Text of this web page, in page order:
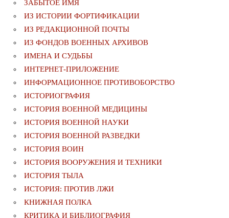
ЗАБЫТОЕ ИМЯ
ИЗ ИСТОРИИ ФОРТИФИКАЦИИ
ИЗ РЕДАКЦИОННОЙ ПОЧТЫ
ИЗ ФОНДОВ ВОЕННЫХ АРХИВОВ
ИМЕНА И СУДЬБЫ
ИНТЕРНЕТ-ПРИЛОЖЕНИЕ
ИНФОРМАЦИОННОЕ ПРОТИВОБОРСТВО
ИСТОРИОГРАФИЯ
ИСТОРИЯ ВОЕННОЙ МЕДИЦИНЫ
ИСТОРИЯ ВОЕННОЙ НАУКИ
ИСТОРИЯ ВОЕННОЙ РАЗВЕДКИ
ИСТОРИЯ ВОИН
ИСТОРИЯ ВООРУЖЕНИЯ И ТЕХНИКИ
ИСТОРИЯ ТЫЛА
ИСТОРИЯ: ПРОТИВ ЛЖИ
КНИЖНАЯ ПОЛКА
КРИТИКА И БИБЛИОГРАФИЯ